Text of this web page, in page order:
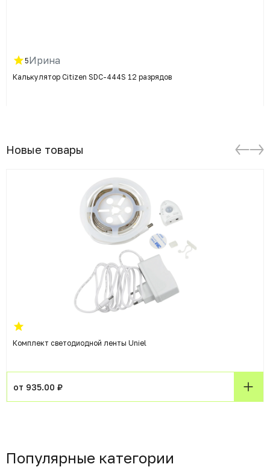
5Ирина
Калькулятор Citizen SDC-444S 12 разрядов
Новые товары
Комплект светодиодной ленты Uniel
от 935.00 ₽
Популярные категории